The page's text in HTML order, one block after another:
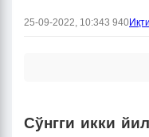
25-09-2022, 10:343 940
Сўнгги икки